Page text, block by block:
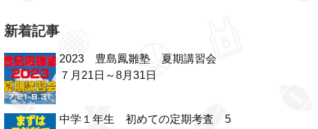
新着記事
2023 豊島鳳雛塾 夏期講習会
７月21日～8月31日
中学１年生 初めての定期考査 5